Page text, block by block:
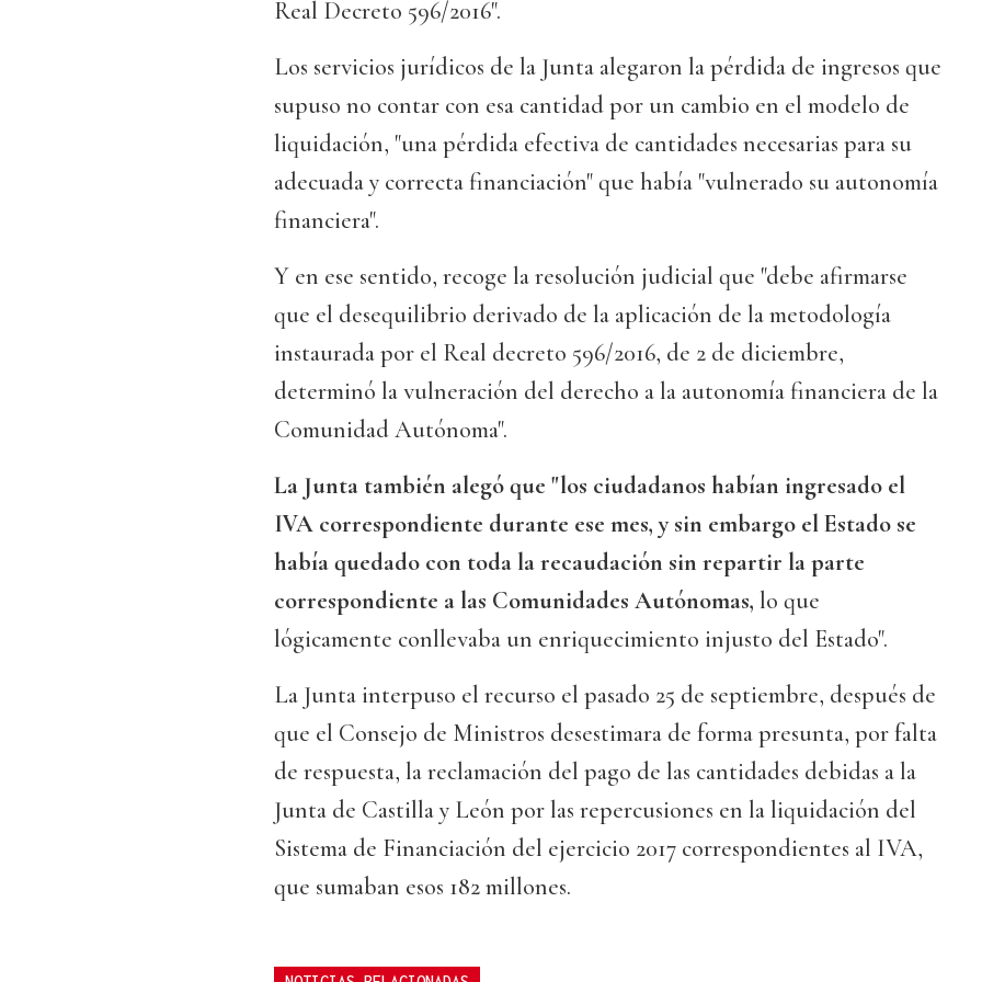
Real Decreto 596/2016".
Los servicios jurídicos de la Junta alegaron la pérdida de ingresos que
supuso no contar con esa cantidad por un cambio en el modelo de
liquidación, "una pérdida efectiva de cantidades necesarias para su
adecuada y correcta financiación" que había "vulnerado su autonomía
financiera".
Y en ese sentido, recoge la resolución judicial que "debe afirmarse
que el desequilibrio derivado de la aplicación de la metodología
instaurada por el Real decreto 596/2016, de 2 de diciembre,
determinó la vulneración del derecho a la autonomía financiera de la
Comunidad Autónoma".
La Junta también alegó que "los ciudadanos habían ingresado el
IVA correspondiente durante ese mes, y sin embargo el Estado se
había quedado con toda la recaudación sin repartir la parte
correspondiente a las Comunidades Autónomas, lo que
lógicamente conllevaba un enriquecimiento injusto del Estado".
La Junta interpuso el recurso el pasado 25 de septiembre, después de
que el Consejo de Ministros desestimara de forma presunta, por falta
de respuesta, la reclamación del pago de las cantidades debidas a la
Junta de Castilla y León por las repercusiones en la liquidación del
Sistema de Financiación del ejercicio 2017 correspondientes al IVA,
que sumaban esos 182 millones.